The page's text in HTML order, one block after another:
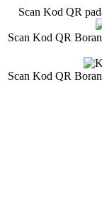
Scan Kod QR
Scan Kod QR
Scan Kod QR